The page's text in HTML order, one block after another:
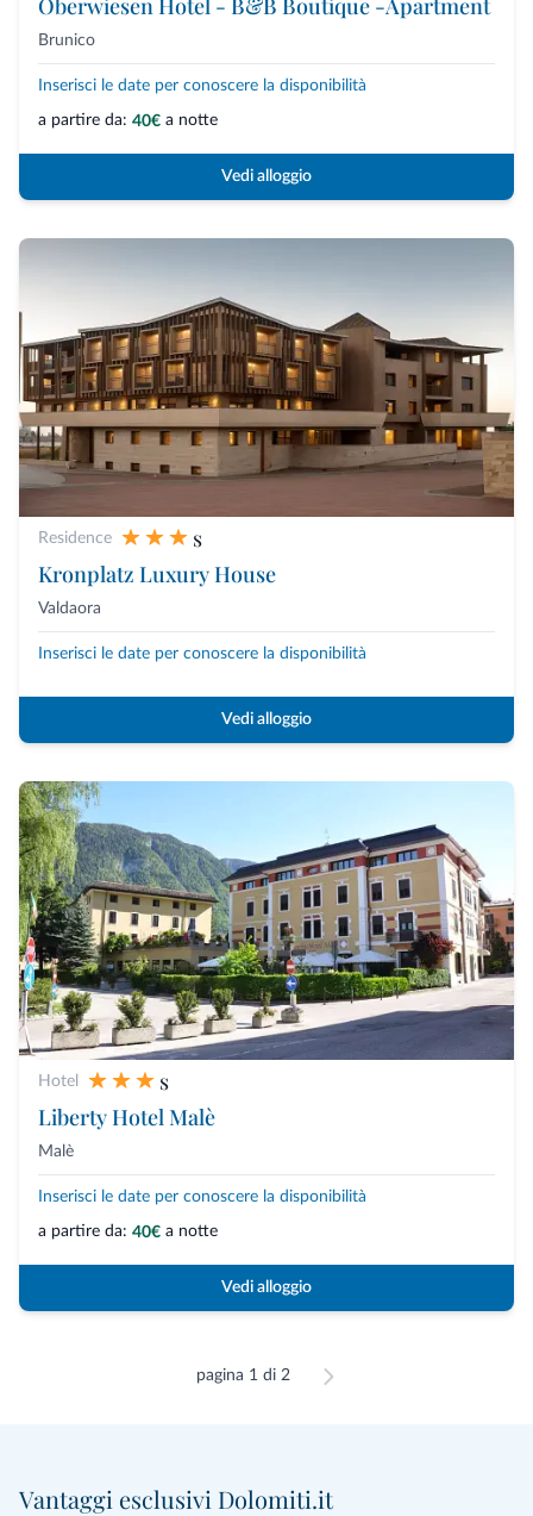
Brunico
Inserisci le date per conoscere la disponibilità
a partire da: 40€ a notte
Vedi alloggio
Residence
s
Kronplatz Luxury House
Valdaora
Inserisci le date per conoscere la disponibilità
Vedi alloggio
Hotel
s
Liberty Hotel Malè
Malè
Inserisci le date per conoscere la disponibilità
a partire da: 40€ a notte
Vedi alloggio
pagina 1 di 2
Vantaggi esclusivi Dolomiti.it